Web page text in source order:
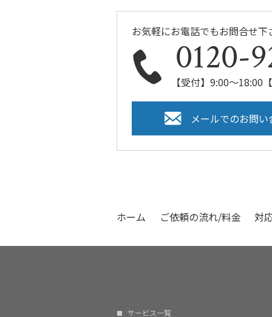
お気軽にお電話でもお問合せ下
0120-
【受付】9:00～18:00
メールでのお問
ホーム ご依頼の流れ/料金 対
サービス一覧